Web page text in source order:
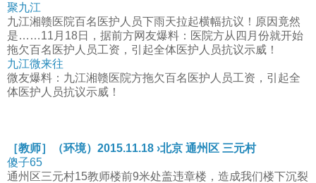
聚九江
九江湘赣医院百名医护人员下雨天拉起横幅抗议！原因竟然
是……11月18日，据前方网友爆料：医院方从四月份就开始
拖欠百名医护人员工资，引起全体医护人员抗议示威！
九江微来往
微友爆料：九江湘赣医院方拖欠百名医护人员工资，引起全
体医护人员抗议示威！
［教师］（环境）2015.11.18 ›北京 通州区 三元村
傻子65
通州区三元村15教师楼前9米处盖违章楼，造成我们楼下沉裂